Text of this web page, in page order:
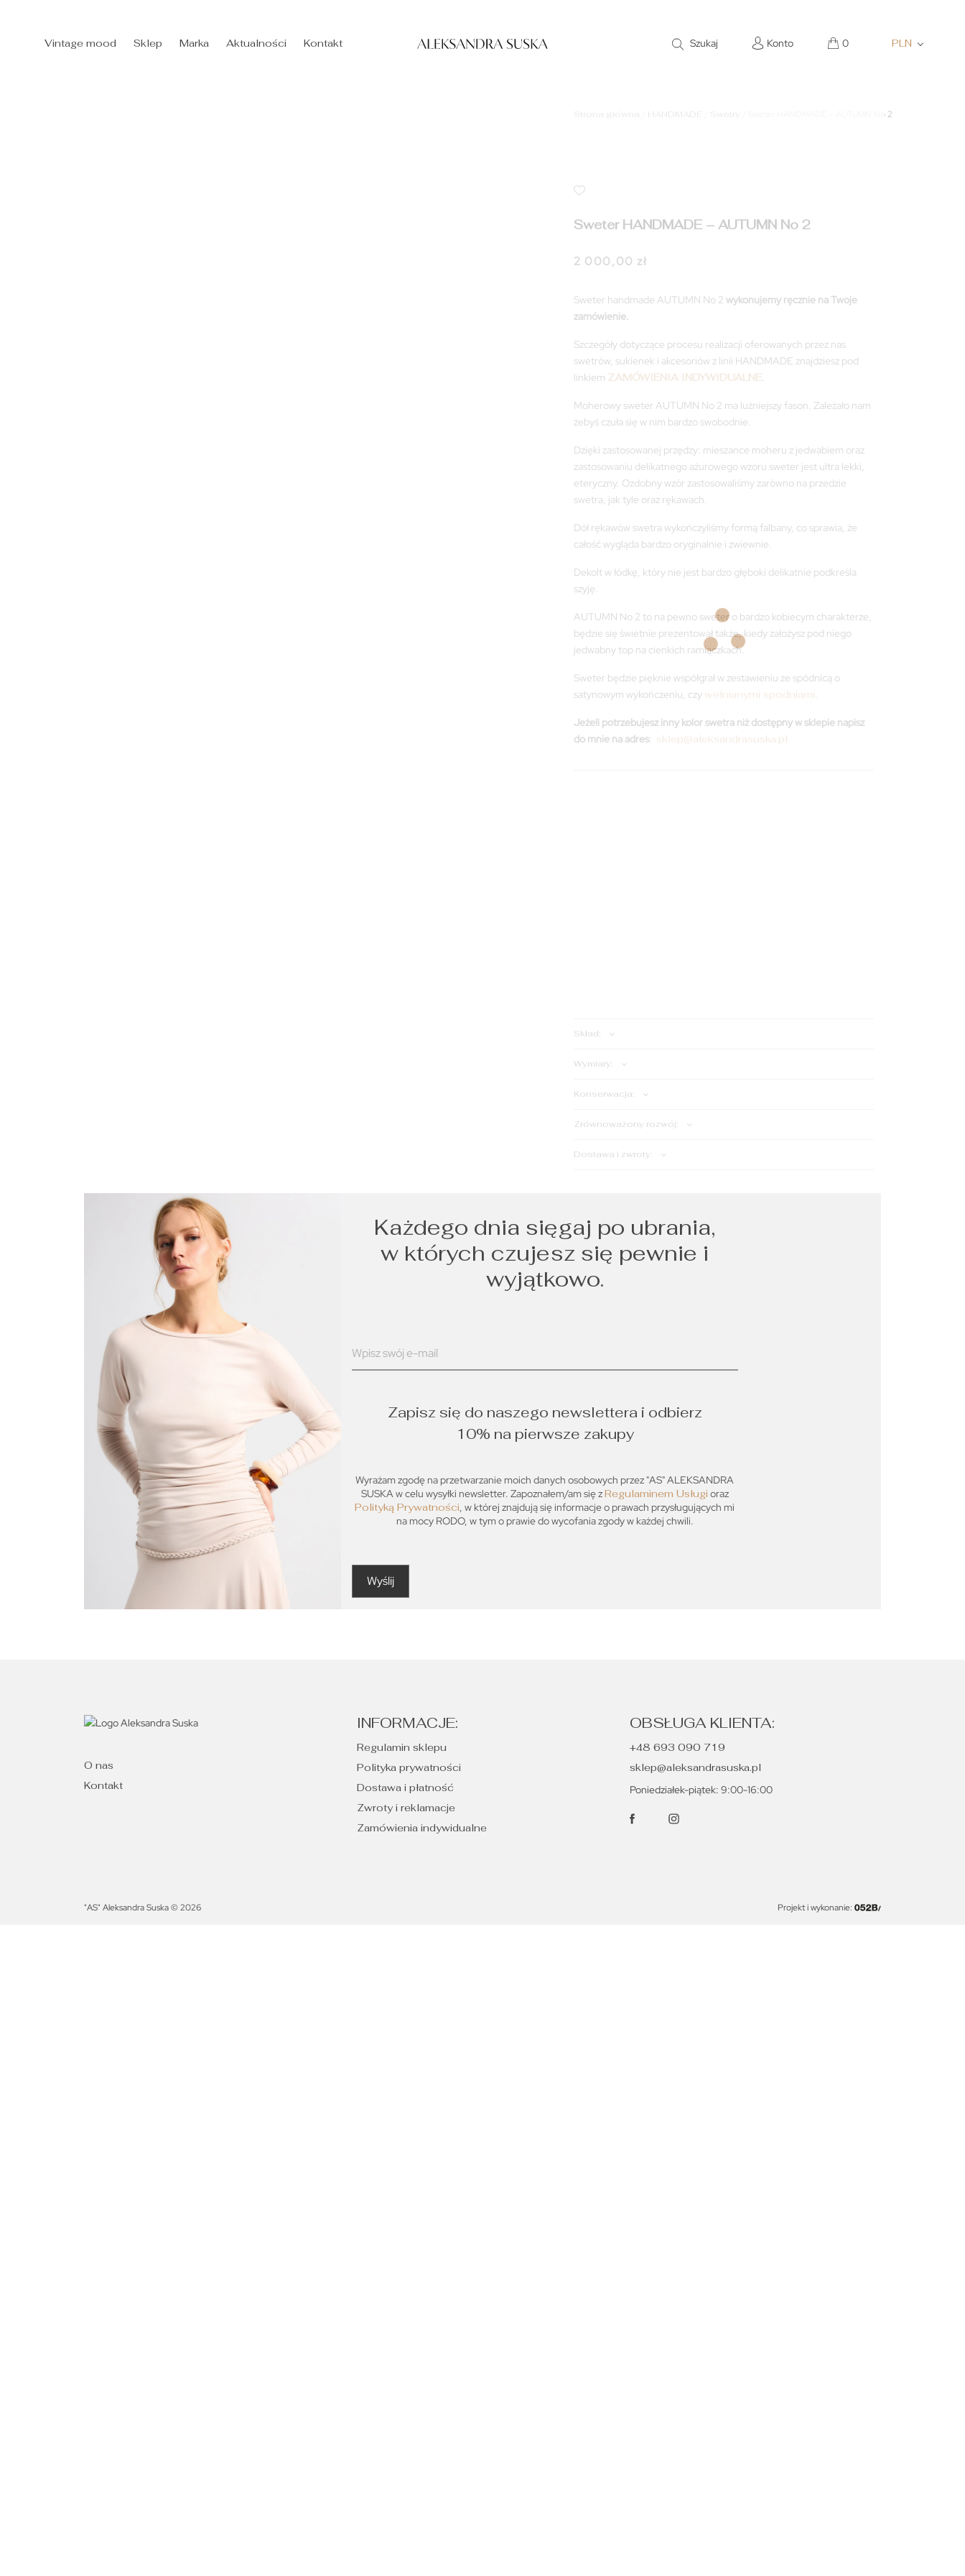
Vintage mood Sklep Marka Aktualności Kontakt Szukaj Konto 0 PLN
Strona główna HANDMADE Swetry / Sweter HANDMADE – AUTUMN No 2
Sweter HANDMADE – AUTUMN No 2
2 000,00 zł
Sweter handmade AUTUMN No 2 wykonujemy ręcznie na Twoje
zamówienie.
Szczegóły dotyczące procesu realizacji oferowanych przez nas
swetrów, sukienek i akcesoriów z linii HANDMADE znajdziesz pod
linkiem ZAMÓWIENIA INDYWIDUALNE.
Moherowy sweter AUTUMN No 2 ma luźniejszy fason. Zależało nam
żebyś czuła się w nim bardzo swobodnie.
Dzięki zastosowanej przędzy: mieszance moheru z jedwabiem oraz
zastosowaniu delikatnego ażurowego wzoru sweter jest ultra lekki,
eteryczny. Ozdobny wzór zastosowaliśmy zarówno na przedzie
swetra, jak tyle oraz rękawach.
Dół rękawów swetra wykończyliśmy formą falbany, co sprawia, że
całość wygląda bardzo oryginalnie i zwiewnie.
Dekolt w łódkę, który nie jest bardzo głęboki delikatnie podkreśla
szyję.
AUTUMN No 2 to na pewno sweter o bardzo kobiecym charakterze,
będzie się świetnie prezentował także, kiedy założysz pod niego
jedwabny top na cienkich ramiączkach.
Sweter będzie pięknie współgrał w zestawieniu ze spódnicą o
satynowym wykończeniu, czy wełnianymi spodniami.
Jeżeli potrzebujesz inny kolor swetra niż dostępny w sklepie napisz
do mnie na adres: sklep@aleksandrasuska.pl
Skład:
Wymiary:
Konserwacja:
Zrównoważony rozwój:
Dostawa i zwroty:
Każdego dnia sięgaj po ubrania,
w których czujesz się pewnie i
wyjątkowo.
Zapisz się do naszego newslettera i odbierz
10% na pierwsze zakupy
Wyrażam zgodę na przetwarzanie moich danych osobowych przez "AS" ALEKSANDRA
SUSKA w celu wysyłki newsletter. Zapoznałem/am się zRegulaminem Usługi oraz
Polityką Prywatności, w której znajdują się informacje o prawach przysługujących mi
na mocy RODO, w tym o prawie do wycofania zgody w każdej chwili.
O nas
Kontakt
INFORMACJE:
Regulamin sklepu
Polityka prywatności
Dostawa i płatność
Zwroty i reklamacje
Zamówienia indywidualne
OBSŁUGA KLIENTA:
+48 693 090 719
sklep@aleksandrasuska.pl
Poniedziałek-piątek: 9:00-16:00
"AS" Aleksandra Suska © 2026 Projekt i wykonanie: